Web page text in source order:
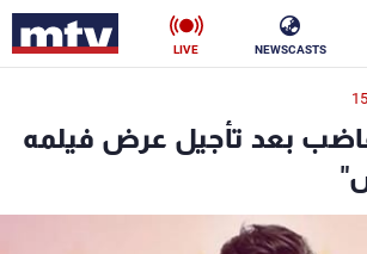
NEWSCASTS
LIVE
بعد تأجيل عرض فيلمه
ناس